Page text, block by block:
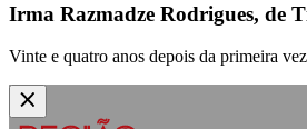
Irma Razmadze Rodrigues, de
Vinte e quatro anos depois da primeira